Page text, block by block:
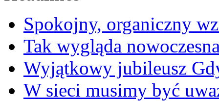
Spokojny, organiczny
Tak wygląda
Wyjątkowy jubileusz
W sieci musimy być